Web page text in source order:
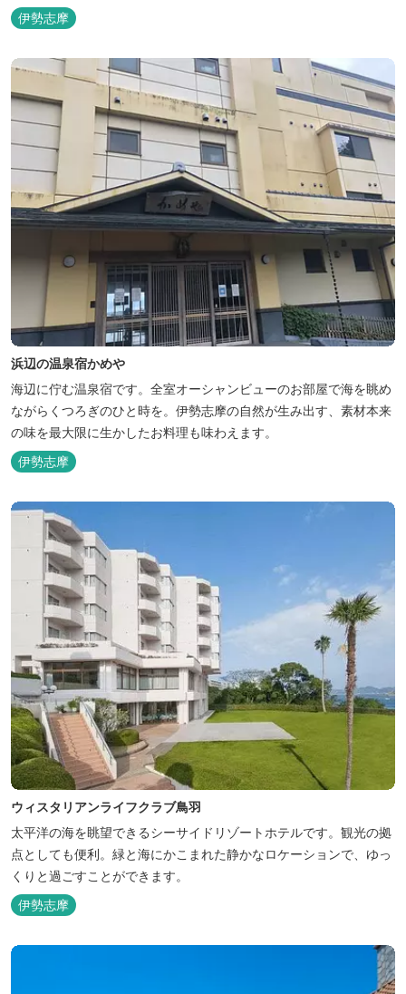
を。 1日1組限定とさせていただいております。 完全にプライベー
トでご利用いただけます。
伊勢志摩
浜辺の温泉宿かめや
海辺に佇む温泉宿です。全室オーシャンビューのお部屋で海を眺め
ながらくつろぎのひと時を。伊勢志摩の自然が生み出す、素材本来
の味を最大限に生かしたお料理も味わえます。
伊勢志摩
ウィスタリアンライフクラブ鳥羽
太平洋の海を眺望できるシーサイドリゾートホテルです。観光の拠
点としても便利。緑と海にかこまれた静かなロケーションで、ゆっ
くりと過ごすことができます。
伊勢志摩